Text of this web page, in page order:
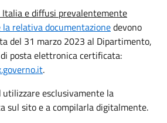
e diffusi prevalentemente
la relativa documentazionedevono
del 31 marzo 2023 al Dipartimento,
posta elettronica certificata:
.
esclusivamente la
sul sito e a compilarla digitalmente.